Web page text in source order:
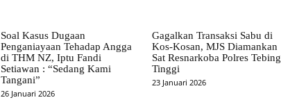
Soal Kasus Dugaan
Penganiayaan Tehadap Angga
di THM NZ, Iptu Fandi
Setiawan : “Sedang Kami
Tangani”
26 Januari 2026
Gagalkan Transaksi Sabu di
Kos-Kosan, MJS Diamankan
Sat Resnarkoba Polres Tebing
Tinggi
23 Januari 2026